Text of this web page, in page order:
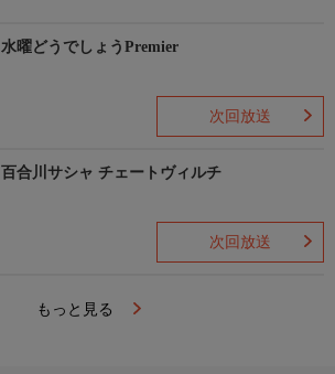
水曜どうでしょうPremier
次回放送
百合川サシャ チェートヴィルチ
次回放送
もっと見る